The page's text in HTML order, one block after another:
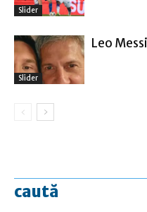
Slider
Slider
Leo
caută